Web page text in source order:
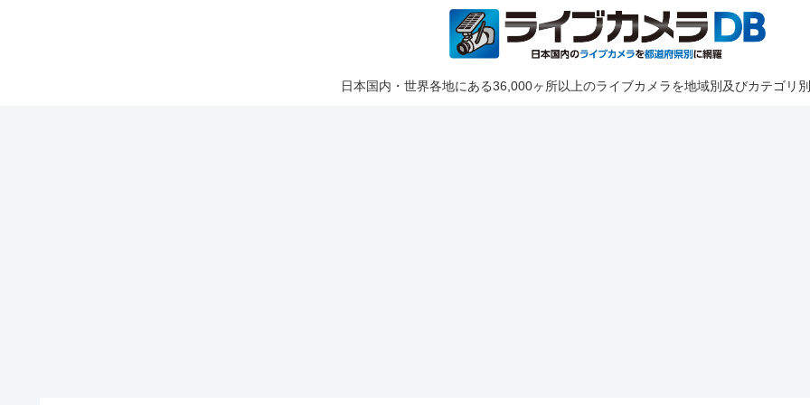
日本国内・世界各地にある36,000ヶ所以上のライブカメラを地域別及びカテゴリ別